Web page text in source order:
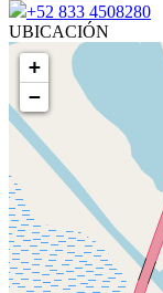
+52 833 4508280
UBICACIÓN
+
−